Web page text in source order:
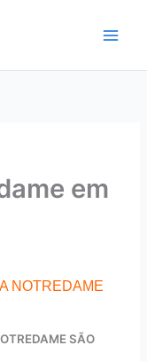
em
NOTREDAME
SÃO